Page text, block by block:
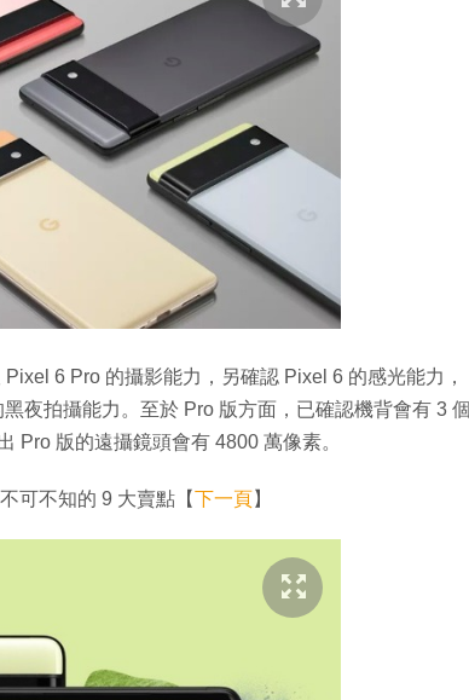
6 Pro 的攝影能力，另確認 Pixel 6 的感光能力，
夜拍攝能力。至於 Pro 版方面，已確認機背會有 3 個
Pro 版的遠攝鏡頭會有 4800 萬像素。
可不知的 9 大賣點【下一頁】